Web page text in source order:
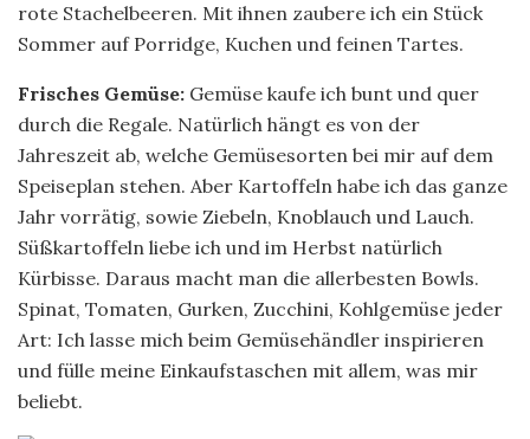
rote Stachelbeeren. Mit ihnen zaubere ich ein Stück
Sommer auf Porridge, Kuchen und feinen Tartes.
Frisches Gemüse: Gemüse kaufe ich bunt und quer
durch die Regale. Natürlich hängt es von der
Jahreszeit ab, welche Gemüsesorten bei mir auf dem
Speiseplan stehen. Aber Kartoffeln habe ich das ganze
Jahr vorrätig, sowie Ziebeln, Knoblauch und Lauch.
Süßkartoffeln liebe ich und im Herbst natürlich
Kürbisse. Daraus macht man die allerbesten Bowls.
Spinat, Tomaten, Gurken, Zucchini, Kohlgemüse jeder
Art: Ich lasse mich beim Gemüsehändler inspirieren
und fülle meine Einkaufstaschen mit allem, was mir
beliebt.